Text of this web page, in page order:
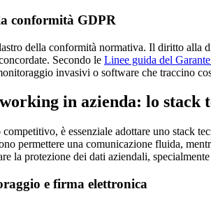
conformità GDPR
della conformità normativa. Il diritto alla
Secondo le Linee guida del
invasivi o software che traccino
in azienda: lo stack
è essenziale adottare uno stack
permettere una comunicazione fluida,
la protezione dei dati aziendali,
e firma elettronica